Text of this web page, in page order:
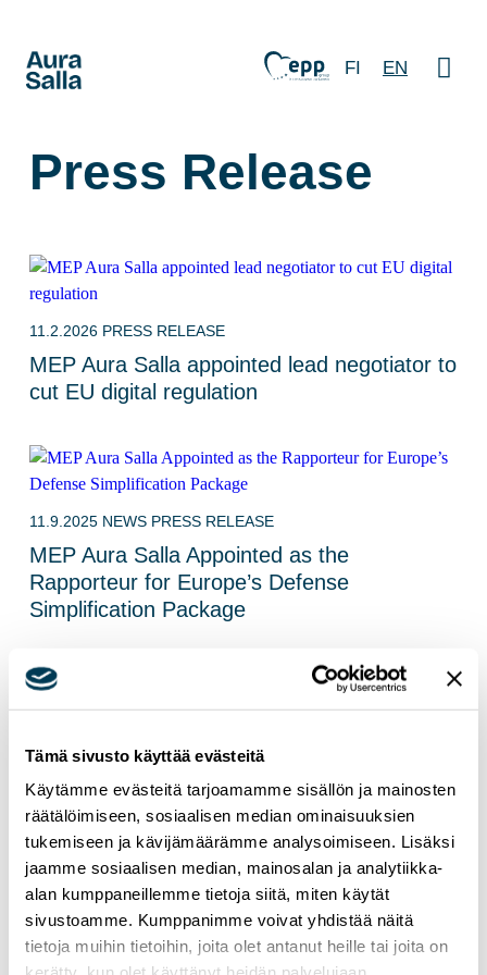
Tämä sivusto käyttää evästeitä
Käytämme evästeitä tarjoamamme sisällön ja mainosten
räätälöimiseen, sosiaalisen median ominaisuuksien
tukemiseen ja kävijämäärämme analysoimiseen. Lisäksi
jaamme sosiaalisen median, mainosalan ja analytiikka-
alan kumppaneillemme tietoja siitä, miten käytät
sivustoamme. Kumppanimme voivat yhdistää näitä
tietoja muihin tietoihin, joita olet antanut heille tai joita on
FI EN
Press Release
11.2.2026 PRESS RELEASE
MEP Aura Salla appointed lead negotiator to
cut EU digital regulation
11.9.2025 NEWS PRESS RELEASE
MEP Aura Salla Appointed as the
Rapporteur for Europe’s Defense
Simplification Package
26.5.2025 PRESS RELEASE
MEP Aura Salla: Microsoft’s example shows
that the company can cut off Europeans’
access to critical operating systems